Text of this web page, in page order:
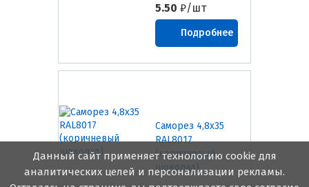
5.50 ₽/шт
Подробнее
Саморез 4,8х35
RAL8017
(коричневый
шоколад)
Данный сайт применяет технологию cookie для
аналитических целей и персонализации рекламы.